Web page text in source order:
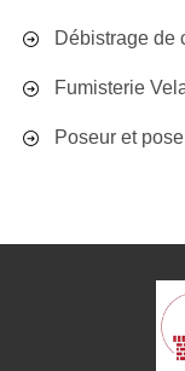
Débistrage de
Fumisterie
Poseur et